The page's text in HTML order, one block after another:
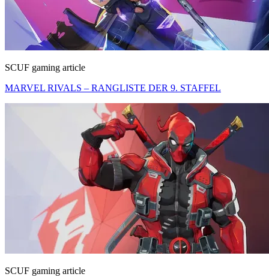
SCUF gaming article
MARVEL RIVALS – RANGLISTE DER 9. STAFFEL
SCUF gaming article